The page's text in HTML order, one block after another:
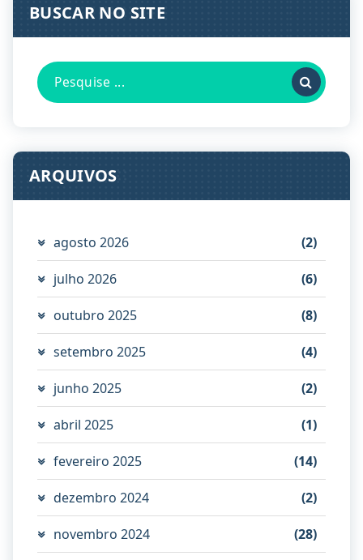
BUSCAR NO SITE
Pesquisa
por:
ARQUIVOS
agosto 2026 (2)
julho 2026 (6)
outubro 2025 (8)
setembro 2025 (4)
junho 2025 (2)
abril 2025 (1)
fevereiro 2025 (14)
dezembro 2024 (2)
novembro 2024 (28)